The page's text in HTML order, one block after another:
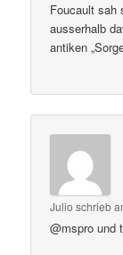
Foucault sah
ausserhalb
antiken
Julio schrieb
@mspro und